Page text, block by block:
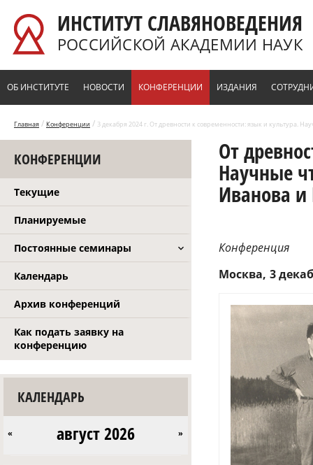
ИНСТИТУТ СЛАВЯНОВЕДЕНИЯ
РОССИЙСКОЙ АКАДЕМИИ НАУК
ОБ ИНСТИТУТЕ НОВОСТИ КОНФЕРЕНЦИИ ИЗДАНИЯ
Главная / Конференции / 3 декабря 2024 г. От древности к современности: язык и культура.
КОНФЕРЕНЦИИ
Текущие
Планируемые
Постоянные семинары
Календарь
Архив конференций
Как подать заявку на
конференцию
КАЛЕНДАРЬ
август 2026
« »
От
Научные
Иванова и
Конференция
Москва 3